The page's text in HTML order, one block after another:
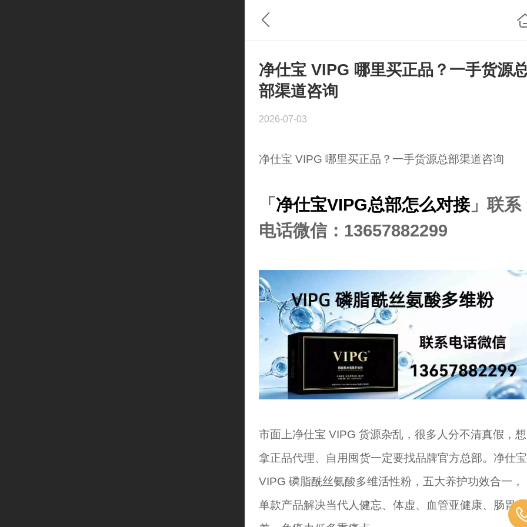
净仕宝 VIPG 哪里买正品？一手货源
部渠道咨询
2026-07-03
净仕宝 VIPG 哪里买正品？一手货源总部渠道咨询
「 净仕宝VIPG总部怎么对接」联系
电话微信：13657882299
市面上净仕宝 VIPG 货源杂乱，很多人分不清真假，想
拿正品代理、自用囤货一定要找品牌官方总部。净仕宝
VIPG 磷脂酰丝氨酸多维活性粉，五大养护功效合一，
单款产品解决当代人健忘、体虚、血管亚健康、肠胃